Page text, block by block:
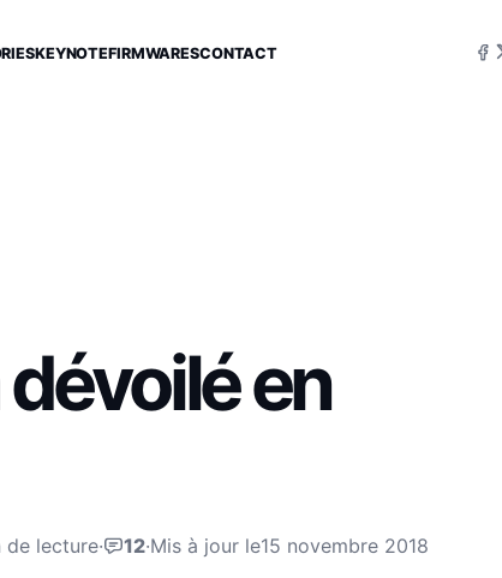
KEYNOTEFIRMWARESCONTACT
dévoilé en
de lecture· 12·Mis à jour le15 novembre 2018